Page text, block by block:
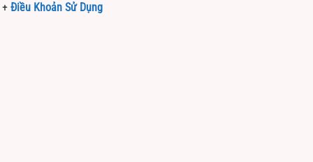
+ Điều Khoản Sử Dụng